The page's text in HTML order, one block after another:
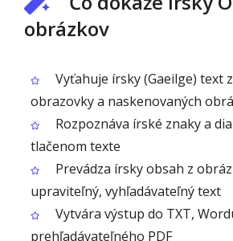
obrázkov
Vyťahuje írsky (Gaeilge) text
obrazovky a naskenovaných
Rozpoznáva írské znaky a
tlačenom texte
Prevádza írsky obsah z
upraviteľný, vyhľadávateľný text
Vytvára výstup do TXT,
prehľadávateľného PDF